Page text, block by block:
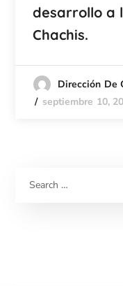
desarrollo a
Chachis.
Dirección De
septiembre 10,